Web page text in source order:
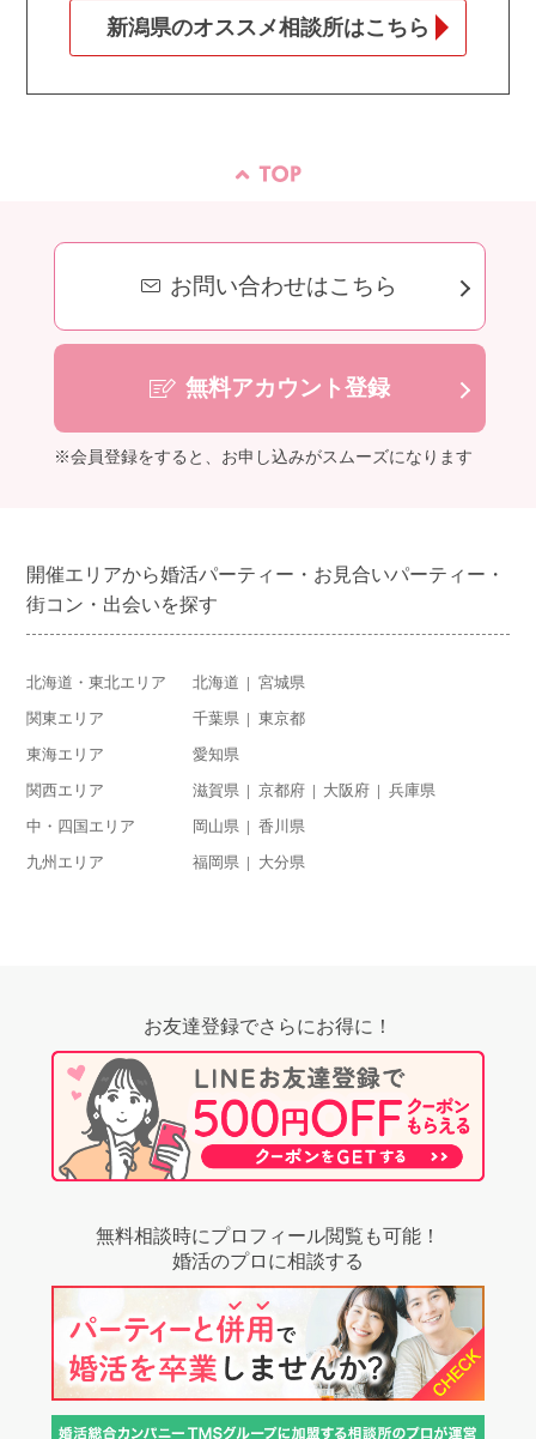
新潟県のオススメ相談所はこちら
お問い合わせはこちら
無料アカウント登録
※会員登録をすると、お申し込みがスムーズになります
開催エリアから婚活パーティー・お見合いパーティー・
街コン・出会いを探す
北海道・東北エリア 北海道 宮城県
関東エリア 千葉県 東京都
東海エリア 愛知県
関西エリア 滋賀県 京都府 大阪府 兵庫県
中・四国エリア 岡山県 香川県
九州エリア 福岡県 大分県
お友達登録でさらにお得に！
無料相談時にプロフィール閲覧も可能！
婚活のプロに相談する